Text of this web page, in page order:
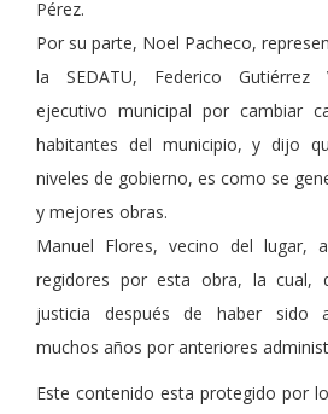
Pérez.
Por su parte, Noel Pacheco,
la SEDATU, Federico Gutiérrez
ejecutivo municipal por cambiar
habitantes del municipio, y dijo
niveles de gobierno, es como se
y mejores obras.
Manuel Flores, vecino del lugar,
regidores por esta obra, la cual,
justicia después de haber sido
muchos años por anteriores
Este contenido esta protegido por